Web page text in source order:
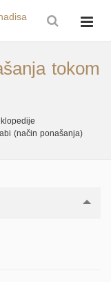
tokom
(način ponašanja)